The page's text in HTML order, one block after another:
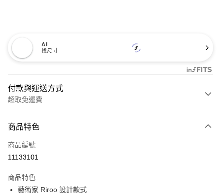
AI
找尺寸
付款與運送方式
超取免運費
信用卡一次付款
超商取貨付款
Apple Pay
商品特色
商品編號
11133101
商品特色
藝術家 Riroo 設計款式